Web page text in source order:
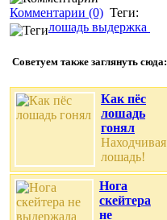
Комментарии (0) Теги:
лошадь выдержка
Советуем также заглянуть сюда:
Как пёс
лошадь
гонял
Находчивая
лошадь!
Нога
скейтера
не